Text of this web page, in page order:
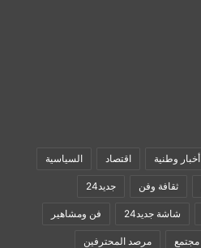
أخبار وطنية اقتصاد السياسية
ثقافة وفن جديد24
شاشة جديد24 فن ومشاهير
مجتمع مرصد المحترفين